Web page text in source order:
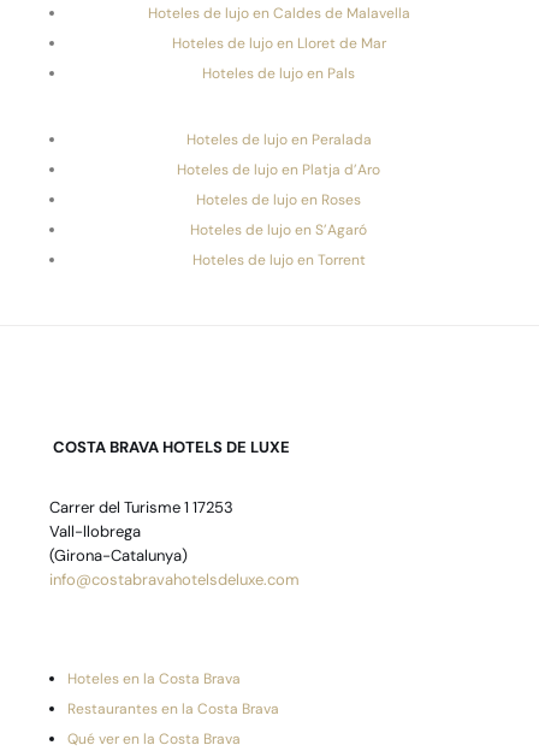
Hoteles de lujo en Caldes de Malavella
Hoteles de lujo en Lloret de Mar
Hoteles de lujo en Pals
Hoteles de lujo en Peralada
Hoteles de lujo en Platja d’Aro
Hoteles de lujo en Roses
Hoteles de lujo en S’Agaró
Hoteles de lujo en Torrent
COSTA BRAVA HOTELS DE LUXE
Carrer del Turisme 1 17253
Vall-llobrega
(Girona-Catalunya)
info@costabravahotelsdeluxe.com
Hoteles en la Costa Brava
Restaurantes en la Costa Brava
Qué ver en la Costa Brava